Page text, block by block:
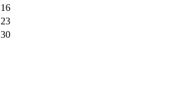
16
23
30